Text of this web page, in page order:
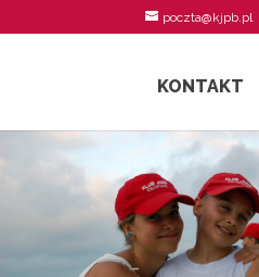
poczta@kjpb.pl
KONTAKT